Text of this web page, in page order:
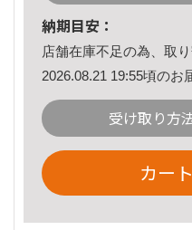
納期目安：
店舗在庫不足の為、取
2026.08.21 19:55頃のお
受け取り方
カー